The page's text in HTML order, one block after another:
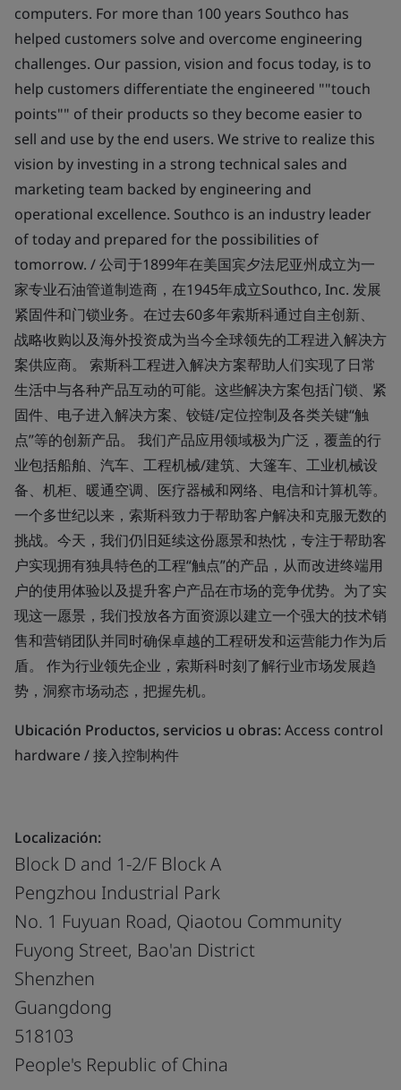
computers. For more than 100 years Southco has
helped customers solve and overcome engineering
challenges. Our passion, vision and focus today, is to
help customers differentiate the engineered ""touch
points"" of their products so they become easier to
sell and use by the end users. We strive to realize this
vision by investing in a strong technical sales and
marketing team backed by engineering and
operational excellence. Southco is an industry leader
of today and prepared for the possibilities of
tomorrow. / 公司于1899年在美国宾夕法尼亚州成立为一
家专业石油管道制造商，在1945年成立Southco, Inc. 发展
紧固件和门锁业务。在过去60多年索斯科通过自主创新、
战略收购以及海外投资成为当今全球领先的工程进入解决方
案供应商。 索斯科工程进入解决方案帮助人们实现了日常
生活中与各种产品互动的可能。这些解决方案包括门锁、紧
固件、电子进入解决方案、铰链/定位控制及各类关键“触
点”等的创新产品。 我们产品应用领域极为广泛，覆盖的行
业包括船舶、汽车、工程机械/建筑、大篷车、工业机械设
备、机柜、暖通空调、医疗器械和网络、电信和计算机等。
一个多世纪以来，索斯科致力于帮助客户解决和克服无数的
挑战。今天，我们仍旧延续这份愿景和热忱，专注于帮助客
户实现拥有独具特色的工程“触点”的产品，从而改进终端用
户的使用体验以及提升客户产品在市场的竞争优势。为了实
现这一愿景，我们投放各方面资源以建立一个强大的技术销
售和营销团队并同时确保卓越的工程研发和运营能力作为后
盾。 作为行业领先企业，索斯科时刻了解行业市场发展趋
势，洞察市场动态，把握先机。
Ubicación Productos, servicios u obras:Access control
hardware / 接入控制构件
Localización:
Block D and 1-2/F Block A
Pengzhou Industrial Park
No. 1 Fuyuan Road, Qiaotou Community
Fuyong Street, Bao'an District
Shenzhen
Guangdong
518103
People's Republic of China